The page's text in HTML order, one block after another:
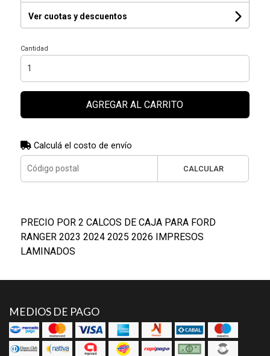
Ver cuotas y descuentos
Cantidad
AGREGAR AL CARRITO
Calculá el costo de envío
CALCULAR
PRECIO POR 2 CALCOS DE CAJA PARA FORD
RANGER 2023 2024 2025 2026 IMPRESOS
LAMINADOS
MEDIOS DE PAGO